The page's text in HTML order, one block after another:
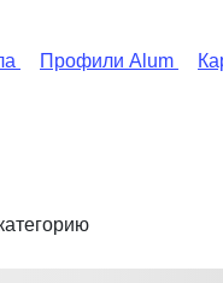
Профили Alum